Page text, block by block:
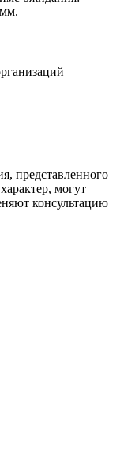
представленного
могут
консультацию